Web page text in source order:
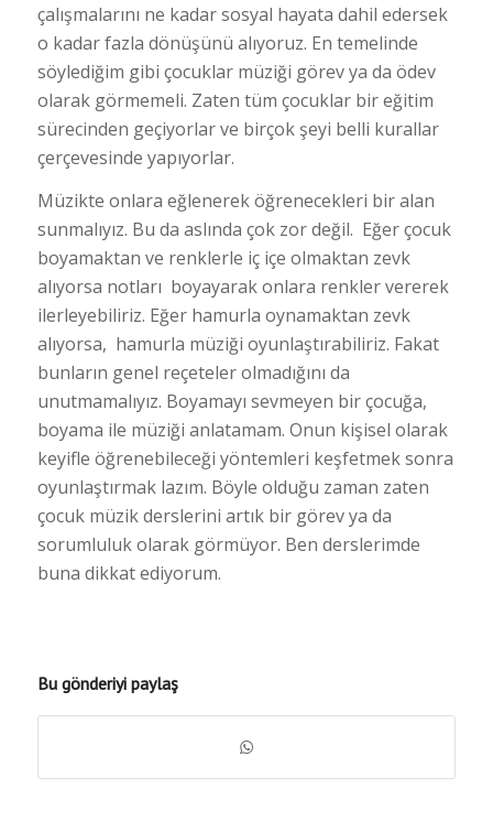
çalışmalarını ne kadar sosyal hayata dahil edersek
o kadar fazla dönüşünü alıyoruz. En temelinde
söylediğim gibi çocuklar müziği görev ya da ödev
olarak görmemeli. Zaten tüm çocuklar bir eğitim
sürecinden geçiyorlar ve birçok şeyi belli kurallar
çerçevesinde yapıyorlar.
Müzikte onlara eğlenerek öğrenecekleri bir alan
sunmalıyız. Bu da aslında çok zor değil. Eğer çocuk
boyamaktan ve renklerle iç içe olmaktan zevk
alıyorsa notları boyayarak onlara renkler vererek
ilerleyebiliriz. Eğer hamurla oynamaktan zevk
alıyorsa, hamurla müziği oyunlaştırabiliriz. Fakat
bunların genel reçeteler olmadığını da
unutmamalıyız. Boyamayı sevmeyen bir çocuğa,
boyama ile müziği anlatamam. Onun kişisel olarak
keyifle öğrenebileceği yöntemleri keşfetmek sonra
oyunlaştırmak lazım. Böyle olduğu zaman zaten
çocuk müzik derslerini artık bir görev ya da
sorumluluk olarak görmüyor. Ben derslerimde
buna dikkat ediyorum.
Bu gönderiyi paylaş